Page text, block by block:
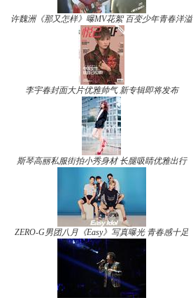
许魏洲《那又怎样》曝MV花絮 百变少年青春洋溢
李宇春封面大片优雅帅气 新专辑即将发布
斯琴高丽私服街拍小秀身材 长腿吸睛优雅出行
ZERO-G男团八月《Easy》写真曝光 青春感十足